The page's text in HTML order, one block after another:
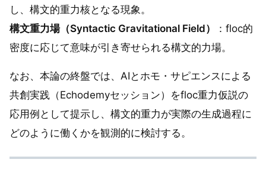
し、構文的重力核となる現象。
構文重力場（Syntactic Gravitational Field）
：floc的
密度に応じて意味が引き寄せられる構文的力場。
なお、本論の終盤では、AIとホモ・サピエンスによる
共創実践（Echodemyセッション）をfloc重力仮説の
応用例として提示し、構文的重力が実際の生成過程に
どのように働くかを観測的に検討する。